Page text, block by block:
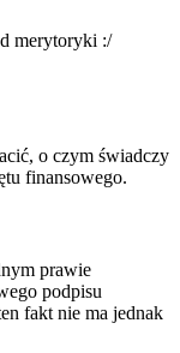
merytoryki :/
o czym świadczy
finansowego.
prawie
podpisu
fakt nie ma jednak